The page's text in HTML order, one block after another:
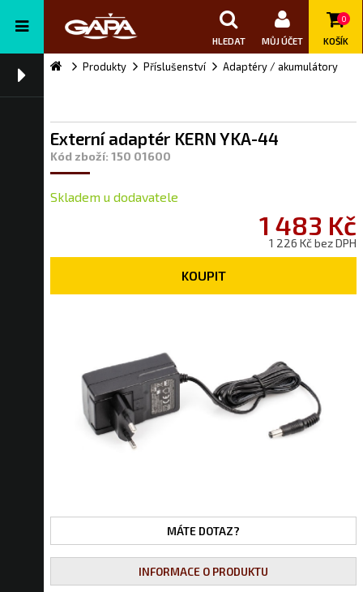
HLEDAT MŮJ ÚČET
0
KOŠÍK
Produkty Příslušenství Adaptéry / akumulátory
Externí adaptér KERN YKA-44
Kód zboží: 150 01600
Skladem u dodavatele
1 483 Kč
1 226 Kč bez DPH
KOUPIT
INFORMACE O PRODUKTU
MÁTE DOTAZ?